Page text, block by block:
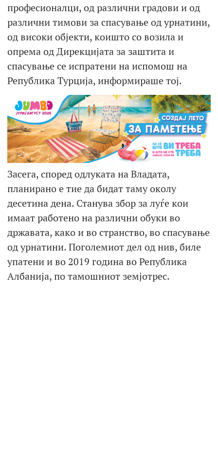
професионалци, од различни градови и од
различни тимови за спасување од урнатини,
од високи објекти, коишто со возила и
опрема од Дирекцијата за заштита и
спасување се испратени на испомош на
Република Турција, информираше тој.
Засега, според одлуката на Владата,
планирано е тие да бидат таму околу
десетина дена. Станува збор за луѓе кои
имаат работено на различни обуки во
државата, како и во странство, во спасување
од урнатини. Поголемиот дел од нив, биле
упатени и во 2019 година во Република
Албанија, по тамошниот земјотрес.